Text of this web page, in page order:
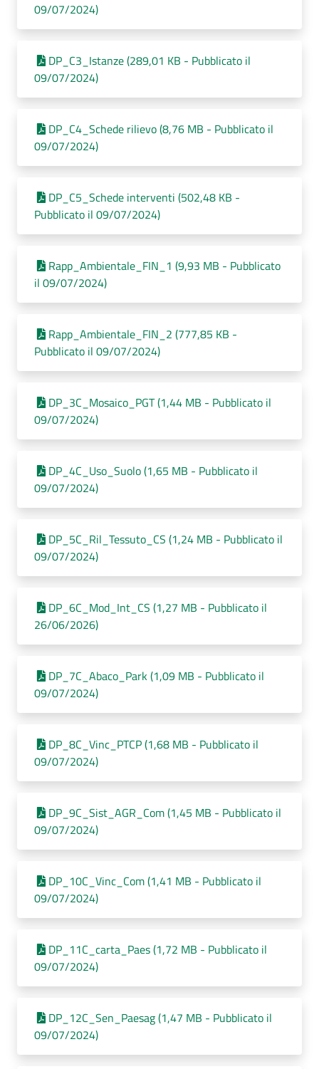
09/07/2024)
DP_C3_Istanze (289,01 KB - Pubblicato il
09/07/2024)
DP_C4_Schede rilievo (8,76 MB - Pubblicato il
09/07/2024)
DP_C5_Schede interventi (502,48 KB -
Pubblicato il 09/07/2024)
Rapp_Ambientale_FIN_1 (9,93 MB - Pubblicato
il 09/07/2024)
Rapp_Ambientale_FIN_2 (777,85 KB -
Pubblicato il 09/07/2024)
DP_3C_Mosaico_PGT (1,44 MB - Pubblicato il
09/07/2024)
DP_4C_Uso_Suolo (1,65 MB - Pubblicato il
09/07/2024)
DP_5C_Ril_Tessuto_CS (1,24 MB - Pubblicato il
09/07/2024)
DP_6C_Mod_Int_CS (1,27 MB - Pubblicato il
26/06/2026)
DP_7C_Abaco_Park (1,09 MB - Pubblicato il
09/07/2024)
DP_8C_Vinc_PTCP (1,68 MB - Pubblicato il
09/07/2024)
DP_9C_Sist_AGR_Com (1,45 MB - Pubblicato il
09/07/2024)
DP_10C_Vinc_Com (1,41 MB - Pubblicato il
09/07/2024)
DP_11C_carta_Paes (1,72 MB - Pubblicato il
09/07/2024)
DP_12C_Sen_Paesag (1,47 MB - Pubblicato il
09/07/2024)